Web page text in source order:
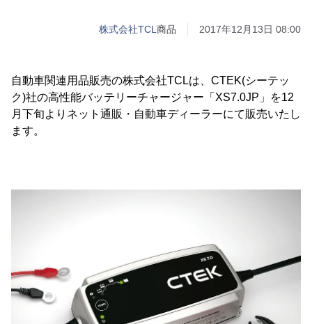
株式会社TCL 商品 2017年12月13日 08:00
自動車関連用品販売の株式会社TCLは、CTEK(シーテッ
ク)社の高性能バッテリーチャージャー「XS7.0JP」を12
月下旬よりネット通販・自動車ディーラーにて販売いたし
ます。